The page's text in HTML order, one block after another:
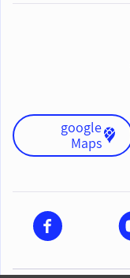
google
Maps